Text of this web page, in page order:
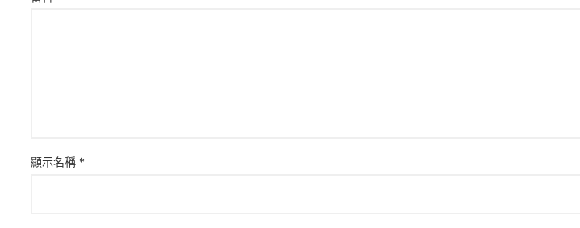
顯示名稱 *